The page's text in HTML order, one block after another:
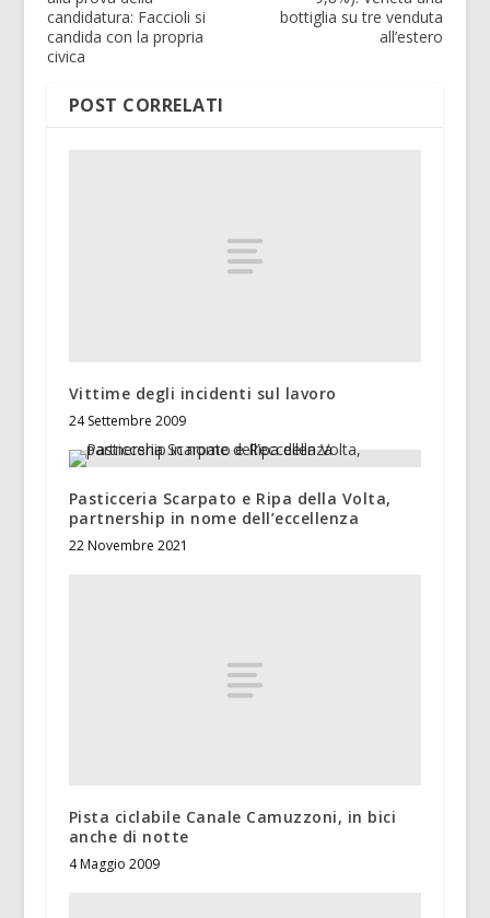
candidatura: Faccioli si
candida con la propria
civica
bottiglia su tre venduta
all’estero
POST CORRELATI
Vittime degli incidenti sul lavoro
24 Settembre 2009
Pasticceria Scarpato e Ripa della Volta,
partnership in nome dell’eccellenza
22 Novembre 2021
Pista ciclabile Canale Camuzzoni, in bici
anche di notte
4 Maggio 2009